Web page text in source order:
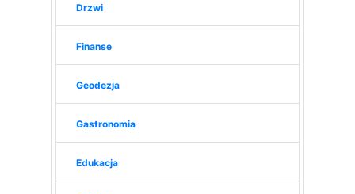
Drzwi
Finanse
Geodezja
Gastronomia
Edukacja